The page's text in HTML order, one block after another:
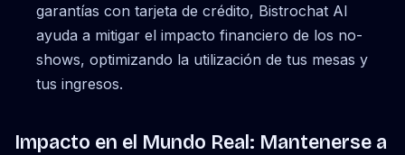
garantías con tarjeta de crédito, Bistrochat AI
ayuda a mitigar el impacto financiero de los no-
shows, optimizando la utilización de tus mesas y
tus ingresos.
Impacto en el Mundo Real: Mantenerse a